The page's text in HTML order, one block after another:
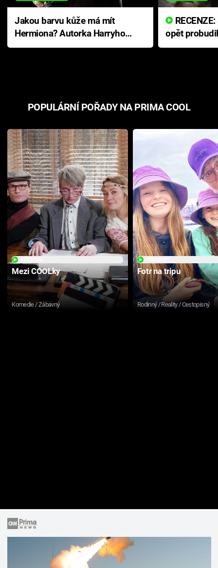
Jakou barvu kůže má mít
Hermiona? Autorka Harryho
Pottera přišla s ráznou
opět
přichází s
POPULÁRNÍ POŘADY NA PRIMA COOL
Mezi COOLky
Komedie / Zábavný
Fotr na tripu
Rodinný / Reality / Cestopisný